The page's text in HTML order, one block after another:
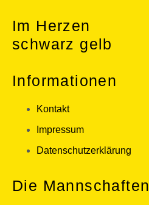
Im Herzen
schwarz gelb
Informationen
Kontakt
Impressum
Datenschutzerklärung
Die Mannschaften